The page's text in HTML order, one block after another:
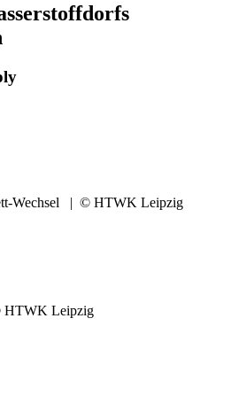
Wechsel | © HTWK Leipzig
Leipzig